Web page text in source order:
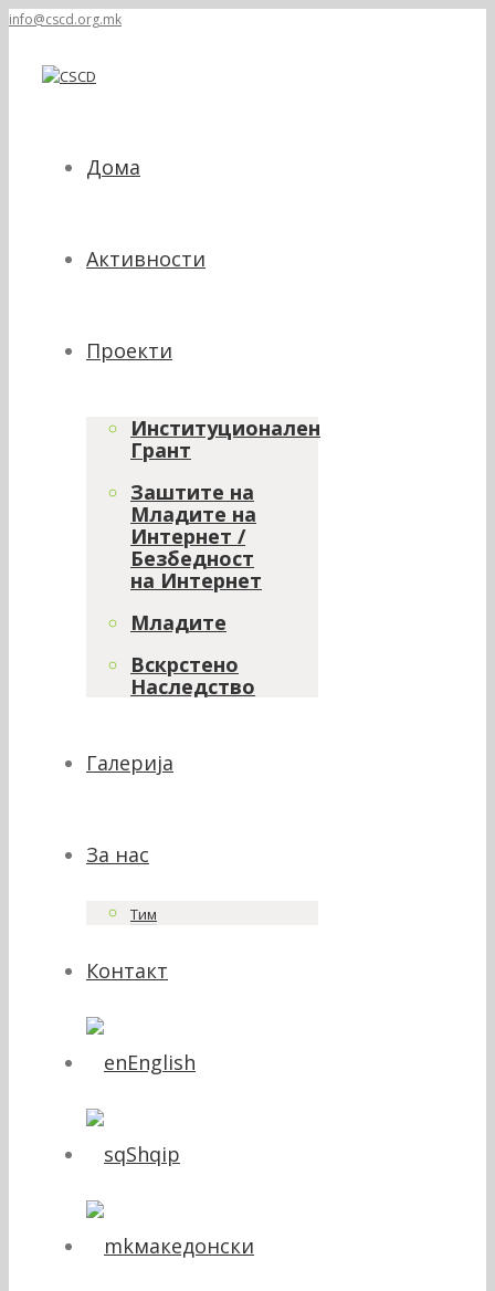
info@cscd.org.mk
Дома
Активности
Проекти
Институционален
Грант
Заштите на
Младите на
Интернет /
Безбедност
на Интернет
Младите
Вскрстено
Наследство
Галерија
За нас
Тим
Контакт
English
Shqip
македонски